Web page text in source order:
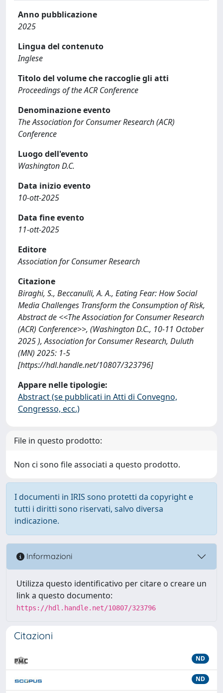
Anno pubblicazione
2025
Lingua del contenuto
Inglese
Titolo del volume che raccoglie gli atti
Proceedings of the ACR Conference
Denominazione evento
The Association for Consumer Research (ACR)
Conference
Luogo dell'evento
Washington D.C.
Data inizio evento
10-ott-2025
Data fine evento
11-ott-2025
Editore
Association for Consumer Research
Citazione
Biraghi, S., Beccanulli, A. A., Eating Fear: How Social
Media Challenges Transform the Consumption of Risk,
Abstract de <<The Association for Consumer Research
(ACR) Conference>>, (Washington D.C., 10-11 October
2025 ), Association for Consumer Research, Duluth
(MN) 2025: 1-5
[https://hdl.handle.net/10807/323796]
Appare nelle tipologie:
Abstract (se pubblicati in Atti di Convegno,
Congresso, ecc.)
File in questo prodotto:
Non ci sono file associati a questo prodotto.
I documenti in IRIS sono protetti da copyright e
tutti i diritti sono riservati, salvo diversa
indicazione.
Informazioni
Utilizza questo identificativo per citare o creare un
link a questo documento:
https://hdl.handle.net/10807/323796
Citazioni
ND
ND